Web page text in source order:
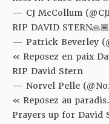
— CJ McCollum
RIP DAVID
— Patrick Beverley
« Reposez en paix
RIP David Stern
— Norvel Pelle
« Reposez au
Prayers up for David